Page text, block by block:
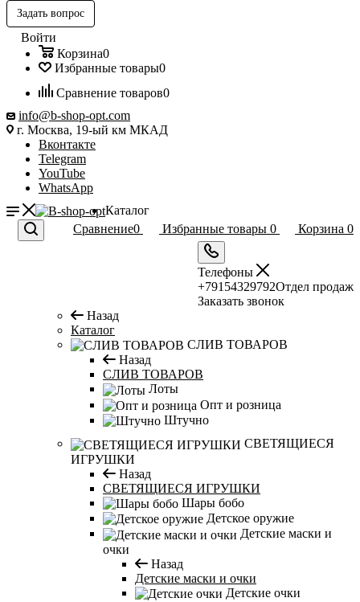
Задать вопрос
Войти
Корзина0
Избранные товары0
Сравнение товаров0
info@b-shop-opt.com
г. Москва, 19-ый км МКАД
Вконтакте
Telegram
YouTube
WhatsApp
Сравнение0 Избранные товары 0 Корзина 0
Телефоны
+79154329792Отдел продаж
Заказать звонок
Каталог
Назад
Каталог
CЛИВ ТОВАРОВ
Назад
CЛИВ ТОВАРОВ
Лоты
Опт и розница
Штучно
СВЕТЯЩИЕСЯ
ИГРУШКИ
Назад
СВЕТЯЩИЕСЯ ИГРУШКИ
Шары бобо
Детское оружие
Детские маски и
очки
Назад
Детские маски и очки
Детские очки